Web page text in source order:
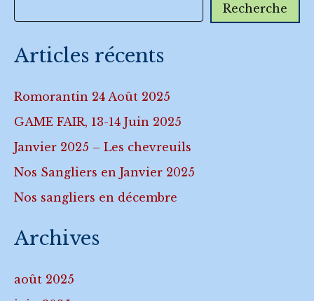
Recherche
Articles récents
Romorantin 24 Août 2025
GAME FAIR, 13-14 Juin 2025
Janvier 2025 – Les chevreuils
Nos Sangliers en Janvier 2025
Nos sangliers en décembre
Archives
août 2025